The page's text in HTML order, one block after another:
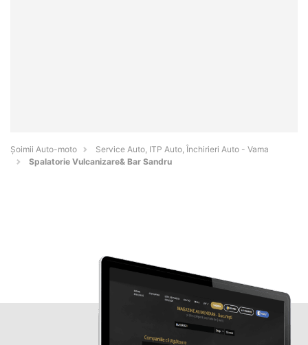
Șoimii Auto-moto
Service Auto, ITP Auto, Închirieri Auto - Vama
Spalatorie Vulcanizare& Bar Sandru